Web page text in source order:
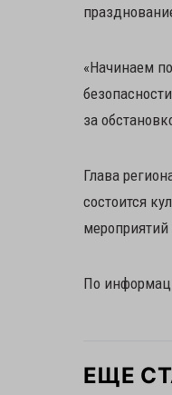
«Начинаем
за
Глава
состоится
мероприятий
По
ЕЩЕ